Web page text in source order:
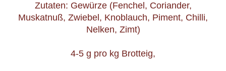
Zutaten: Gewürze (Fenchel, Coriander,
Muskatnuß, Zwiebel, Knoblauch, Piment, Chilli,
Nelken, Zimt)
4-5 g pro kg Brotteig,